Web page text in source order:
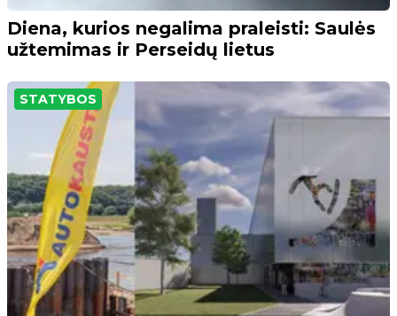
Diena, kurios negalima praleisti: Saulės
užtemimas ir Perseidų lietus
STATYBOS